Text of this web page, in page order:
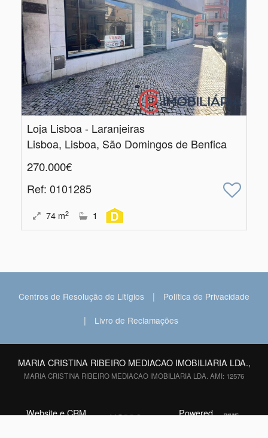
Loja Lisboa - Laranjeiras
Lisboa, Lisboa, São Domingos de Benfica
270.000€
Ref: 0101285
74 m2 1
Centros de Resolução de Litígios | Política de Privacidade
| Livro de Reclamações
MARIA CRISTINA RIBEIRO MEDIACAO IMOBILIARIA LDA.,
MARIA CRISTINA RIBEIRO MEDIACAO IMOBILIARIA LDA. AMI: 12576
Website e CRM
©2026 Powered